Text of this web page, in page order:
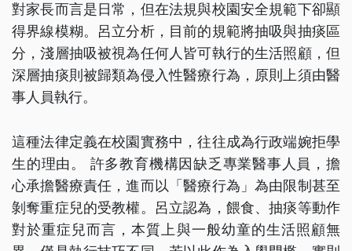
對家長而言是日常，但在法規與校園安全規範下卻顯
得界線模糊。呂立分析，目前的規範將抽吸與抽痰區
分，淺層抽吸被視為任何人皆可執行的生活照顧，但
深層抽痰則被歸類為侵入性醫療行為，原則上須由醫
事人員執行。
這種法律定義在校園實務中，往往成為行政端婉拒學
生的理由。 許多教育機構因缺乏專業醫事人員，擔
心承擔醫療責任，進而以「醫療行為」為由限制甚至
剝奪重症兒的受教權。呂立認為，餵食、抽痰等動作
對於重症兒而言，本質上與一般幼童的生活照顧無